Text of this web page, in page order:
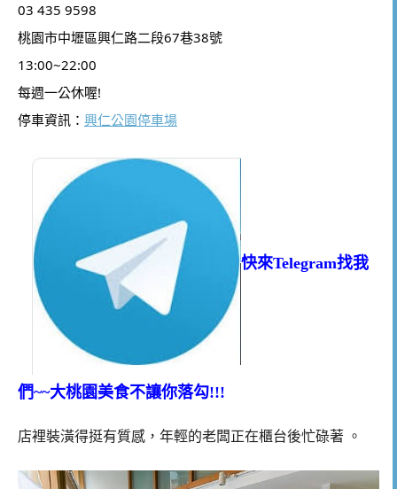
03 435 9598
桃園市中壢區興仁路二段67巷38號
13:00~22:00
每週一公休喔!
停車資訊： 興仁公園停車場
快來Telegram找我
們~~大桃園美食不讓你落勾!!!
店裡裝潢得挺有質感，年輕的老闆正在櫃台後忙碌著 。